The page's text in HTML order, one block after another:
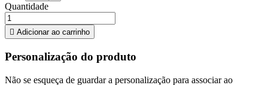
Quantidade
 Adicionar ao carrinho
Personalização do produto
Não se esqueça de guardar a personalização para associar ao